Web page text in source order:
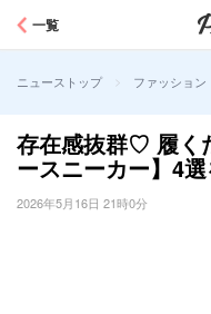
一覧
ニューストップ > ファッション
存在感抜群♡ 履く
ースニーカー】4選
2026年5月16日 21時0分